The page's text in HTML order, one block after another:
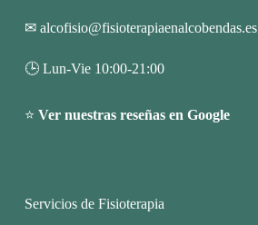
✉ alcofisio@fisioterapiaenalcobendas.es
🕒 Lun-Vie 10:00-21:00
⭐ Ver nuestras reseñas en Google
Servicios de Fisioterapia